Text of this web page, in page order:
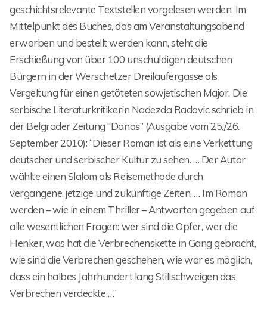
geschichtsrelevante Textstellen vorgelesen werden. Im
Mittelpunkt des Buches, das am Veranstaltungsabend
erworben und bestellt werden kann, steht die
Erschießung von über 100 unschuldigen deutschen
Bürgern in der Werschetzer Dreilaufergasse als
Vergeltung für einen getöteten sowjetischen Major. Die
serbische Literaturkritikerin Nadezda Radovic schrieb in
der Belgrader Zeitung “Danas” (Ausgabe vom 25./26.
September 2010): “Dieser Roman ist als eine Verkettung
deutscher und serbischer Kultur zu sehen. … Der Autor
wählte einen Slalom als Reisemethode durch
vergangene, jetzige und zukünftige Zeiten. … Im Roman
werden – wie in einem Thriller – Antworten gegeben auf
alle wesentlichen Fragen: wer sind die Opfer, wer die
Henker, was hat die Verbrechenskette in Gang gebracht,
wie sind die Verbrechen geschehen, wie war es möglich,
dass ein halbes Jahrhundert lang Stillschweigen das
Verbrechen verdeckte …”